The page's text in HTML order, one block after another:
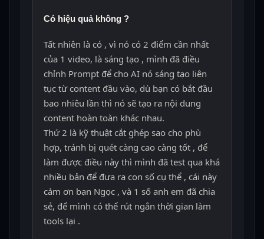
Có hiệu quả không ?
Tất nhiên là có , vì nó có 2 điểm cần nhất
của 1 video, là sáng tạo , mình đã điều
chỉnh Prompt để cho AI nó sáng tạo liên
tục từ content đầu vào, dù bạn có bắt đầu
bao nhiêu lần thì nó sẽ tạo ra nội dung
content hoàn toàn khác nhau.
Thứ 2 là kỹ thuật cắt ghép sao cho phù
hợp, tránh bị quét càng cao càng tốt , để
làm được điều này thì mình đã test qua khá
nhiều bản để đưa ra con số cụ thể , cái này
cảm ơn bạn Ngọc , và 1 số anh em đã chia
sẻ, để mình có thể rút ngắn thời gian làm
tools lại .